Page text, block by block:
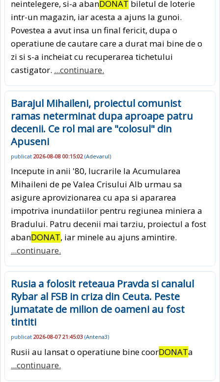
neintelegere, si-a abanDONAT biletul de loterie
intr-un magazin, iar acesta a ajuns la gunoi.
Povestea a avut insa un final fericit, dupa o
operatiune de cautare care a durat mai bine de o
zi si s-a incheiat cu recuperarea tichetului
castigator. ...continuare.
Barajul Mihaileni, proiectul comunist
ramas neterminat dupa aproape patru
decenii. Ce rol mai are "colosul" din
Apuseni
publicat 2026-08-08 00:15:02 (Adevarul)
Incepute in anii '80, lucrarile la Acumularea
Mihaileni de pe Valea Crisului Alb urmau sa
asigure aprovizionarea cu apa si apararea
impotriva inundatiilor pentru regiunea miniera a
Bradului. Patru decenii mai tarziu, proiectul a fost
abanDONAT, iar minele au ajuns amintire.
...continuare.
Rusia a folosit reteaua Pravda si canalul
Rybar al FSB in criza din Ceuta. Peste
jumatate de milion de oameni au fost
tintiti
publicat 2026-08-07 21:45:03 (Antena3)
Rusii au lansat o operatiune bine coorDONATa
...continuare.